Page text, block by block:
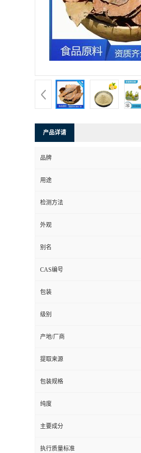
产品详请
品牌
用途
检测方法
外观
别名
CAS编号
包装
级别
产地/厂商
提取来源
包装规格
纯度
主要成分
执行质量标准